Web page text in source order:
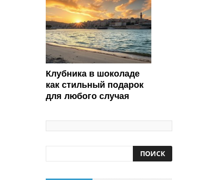
Клубника в шоколаде
как стильный подарок
для любого случая